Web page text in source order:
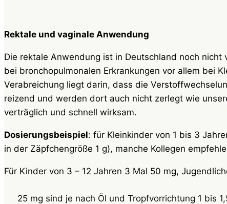
Rektale und vaginale Anwendung
Die rektale Anwendung ist in Deutschland noch nicht
bei bronchopulmonalen Erkrankungen vor allem bei
Verabreichung liegt darin, dass die
reizend und werden dort auch nicht zerlegt wie
verträglich und schnell wirksam.
Dosierungsbeispiel: für Kleinkinder von 1 bis 3
in der Zäpfchengröße 1 g), manche Kollegen
Für Kinder von 3 – 12 Jahren 3 Mal 50 mg,
25 mg sind je nach Öl und Tropfvorrichtung 1 bis